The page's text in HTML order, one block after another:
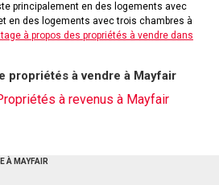
principalement en des logements avec
en des logements avec trois chambres à
à propos des propriétés à vendre dans
propriétés à vendre à Mayfair
à revenus à Mayfair
À MAYFAIR